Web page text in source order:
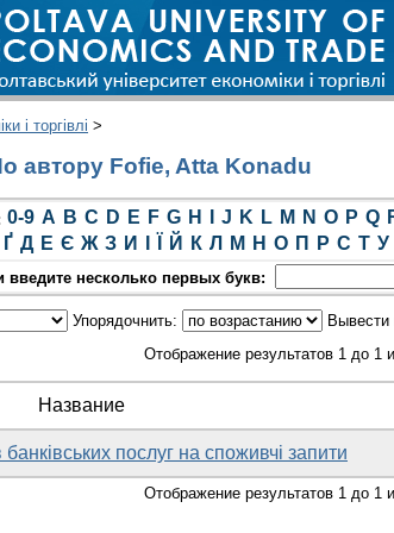
і торгівлі >
автору Fofie, Atta Konadu
0-9 A B C D E F G H J K L M N O P Q
Ґ Д Е Є Ж З И Й К Л М Н О П Р С Т У
введите несколько первых букв:
Упорядочнить: Вывести
Отображение результатов 1 до 1
Название
послуг на споживчі запити
Отображение результатов 1 до 1